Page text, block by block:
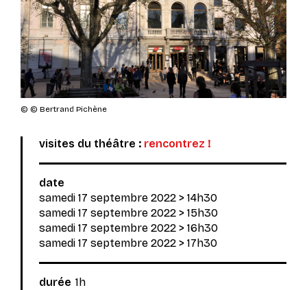
© © Bertrand Pichène
visites du théâtre : rencontrez !
date
samedi 17 septembre 2022 > 14h30
samedi 17 septembre 2022 > 15h30
samedi 17 septembre 2022 > 16h30
samedi 17 septembre 2022 > 17h30
durée 1h